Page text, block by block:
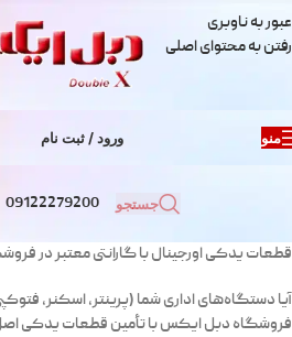
عبور به ناوبری
رفتن به محتوای اصلی
منو ورود / ثبت نام
جستجو 09122279200
قطعات یدکی اورجینال با گارانتی معتبر در
آیا دستگاه‌های اداری شما (پرینتر، اسکنر،
فروشگاه دبل ایکس با تأمین قطعات یدکی